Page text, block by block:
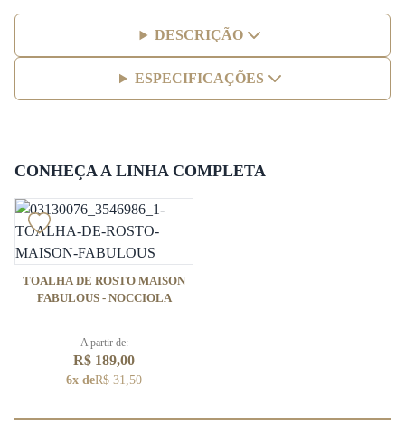
DESCRIÇÃO
ESPECIFICAÇÕES
CONHEÇA A LINHA COMPLETA
TOALHA DE ROSTO MAISON
FABULOUS - NOCCIOLA
A partir de:
R$ 189,00
6x deR$ 31,50